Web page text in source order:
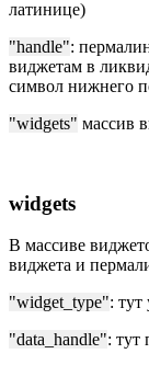
латинице)
"handle":
виджетам в
символ нижнего
"widgets" массив
widgets
В массиве
виджета и
"widget_type": тут
"data_handle": тут